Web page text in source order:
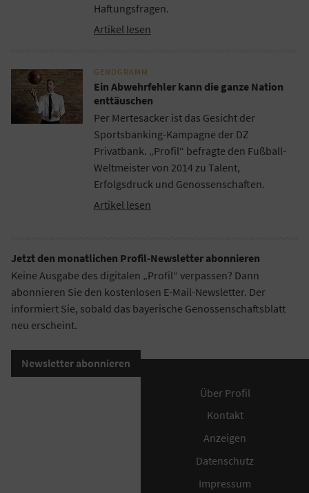
Haftungsfragen.
Artikel lesen
GENOGRAMM
Ein Abwehrfehler kann die ganze Nation
enttäuschen
Per Mertesacker ist das Gesicht der
Sportsbanking-Kampagne der DZ
Privatbank. „Profil“ befragte den Fußball-
Weltmeister von 2014 zu Talent,
Erfolgsdruck und Genossenschaften.
Artikel lesen
Jetzt den monatlichen Profil-Newsletter abonnieren
Keine Ausgabe des digitalen „Profil“ verpassen? Dann
abonnieren Sie den kostenlosen E-Mail-Newsletter. Der
informiert Sie, sobald das bayerische Genossenschaftsblatt
neu erscheint.
Newsletter abonnieren
Über Profil
Kontakt
Anzeigen
Datenschutz
Impressum